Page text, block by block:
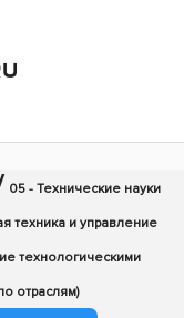
05 - Технические науки
техника и управление
технологическими
отраслям)